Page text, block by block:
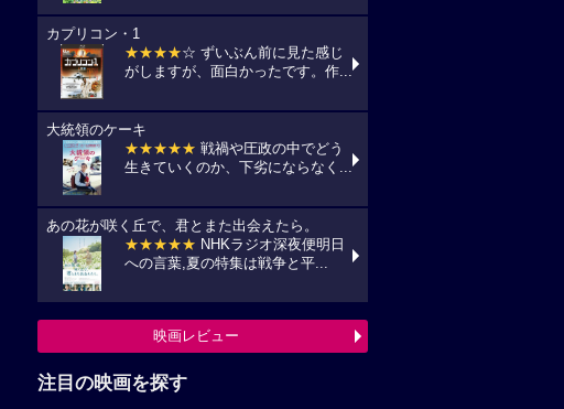
カプリコン・1
★★★★☆ ずいぶん前に見た感じ
がしますが、面白かったです。作...
大統領のケーキ
★★★★★ 戦禍や圧政の中でどう
生きていくのか、下劣にならなく...
あの花が咲く丘で、君とまた出会えたら。
★★★★★ NHKラジオ深夜便明日
への言葉,夏の特集は戦争と平...
映画レビュー
注目の映画を探す